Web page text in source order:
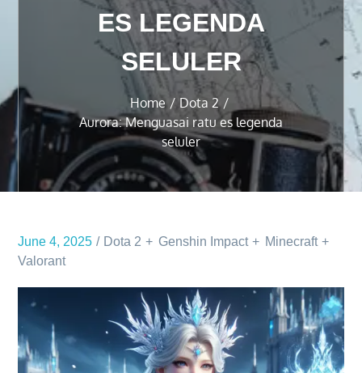
ES LEGENDA
SELULER
Home
Dota 2
Aurora: Menguasai ratu es legenda
seluler
June 4, 2025 Dota 2 Genshin Impact
Minecraft
Valorant